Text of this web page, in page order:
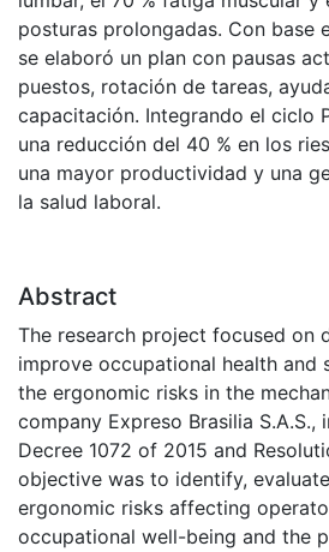
posturas prolongadas. Con base
se elaboró un plan con pausas
puestos, rotación de tareas,
capacitación. Integrando el ciclo
una reducción del 40 % en los
una mayor productividad y una
la salud laboral.
Abstract
The research project focused on
improve occupational health and
the ergonomic risks in the
company Expreso Brasilia S.A.S.,
Decree 1072 of 2015 and
objective was to identify,
ergonomic risks affecting
occupational well-being and the